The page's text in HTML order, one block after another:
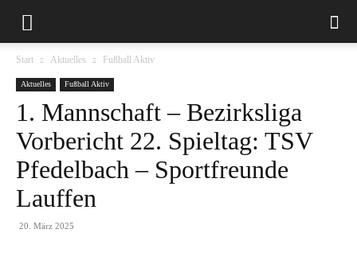
Start Aktuelles Fußball Aktiv
Aktuelles Fußball Aktiv
1. Mannschaft – Bezirksliga
Vorbericht 22. Spieltag: TSV
Pfedelbach – Sportfreunde
Lauffen
20. März 2025